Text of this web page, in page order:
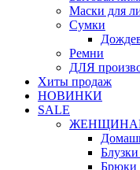
Маски для
Сумки
Ремни
ДЛЯ
Хиты продаж
НОВИНКИ
SALE
Брюки